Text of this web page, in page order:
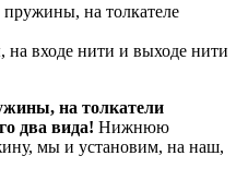
на толкателе
на входе нити и выходе нити
на толкатели
два вида! Нижнюю
мы и установим, на наш,